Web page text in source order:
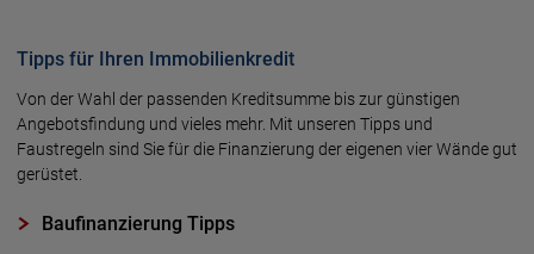
Tipps für Ihren Immobilienkredit
Von der Wahl der passenden Kreditsumme bis zur günstigen
Angebotsfindung und vieles mehr. Mit unseren Tipps und
Faustregeln sind Sie für die Finanzierung der eigenen vier Wände gut
gerüstet.
Baufinanzierung Tipps